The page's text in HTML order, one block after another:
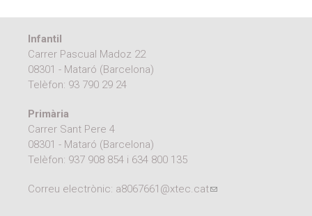
Infantil
Carrer Pascual Madoz 22
08301 - Mataró (Barcelona)
Telèfon: 93 790 29 24
Primària
Carrer Sant Pere 4
08301 - Mataró (Barcelona)
Telèfon: 937 908 854 i 634 800 135
Correu electrònic: a8067661@xtec.cat(link sends e-mail)